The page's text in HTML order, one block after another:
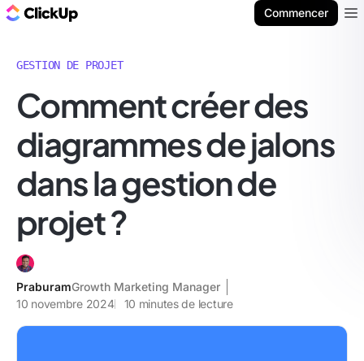
Commencer
GESTION DE PROJET
Comment créer des
diagrammes de jalons
dans la gestion de
projet ?
PraburamGrowth Marketing Manager
10 novembre 2024
10 minutes de lecture